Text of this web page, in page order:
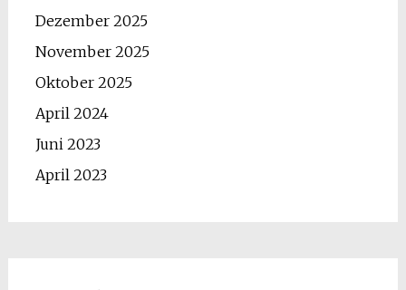
Dezember 2025
November 2025
Oktober 2025
April 2024
Juni 2023
April 2023